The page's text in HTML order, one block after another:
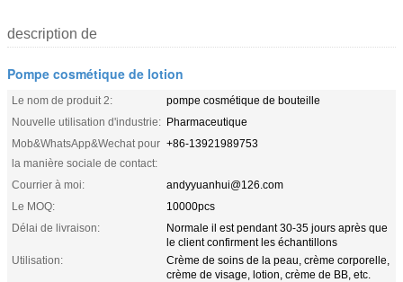
description de
Pompe cosmétique de lotion
Le nom de produit 2:
pompe cosmétique de bouteille
Nouvelle utilisation d'industrie: Pharmaceutique
Mob&WhatsApp&Wechat pour
la manière sociale de contact:
+86-13921989753
Courrier à moi:
andyyuanhui@126.com
Le MOQ:
10000pcs
Délai de livraison:
Normale il est pendant 30-35 jours après que
le client confirment les échantillons
Utilisation:
Crème de soins de la peau, crème corporelle,
crème de visage, lotion, crème de BB, etc.